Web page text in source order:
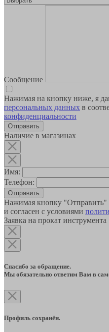
Сообщение
Нажимая на кнопку ниже, я
персональных данных в
конфиденциальности
Наличие в магазинах
Имя:
Телефон:
Отправить
Нажимая кнопку "Отправить"
и согласен с условиями
Заявка на прокат инструмента
Спасибо за обращение.
Мы обязательно ответим Вам в
Профиль сохранён.